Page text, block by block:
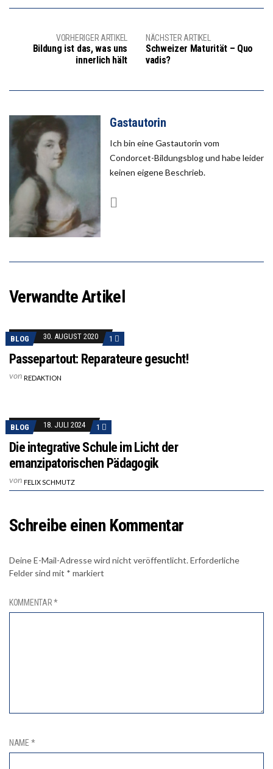
VORHERIGER ARTIKEL
Bildung ist das, was uns
innerlich hält
NÄCHSTER ARTIKEL
Schweizer Maturität – Quo
vadis?
Gastautorin
Ich bin eine Gastautorin vom
Condorcet-Bildungsblog und habe leider
keinen eigene Beschrieb.
Verwandte Artikel
BLOG 30. AUGUST 2020 1
Passepartout: Reparateure gesucht!
von REDAKTION
BLOG 18. JULI 2024 1
Die integrative Schule im Licht der
emanzipatorischen Pädagogik
von FELIX SCHMUTZ
Schreibe einen Kommentar
Deine E-Mail-Adresse wird nicht veröffentlicht.Erforderliche
Felder sind mit * markiert
KOMMENTAR*
NAME *